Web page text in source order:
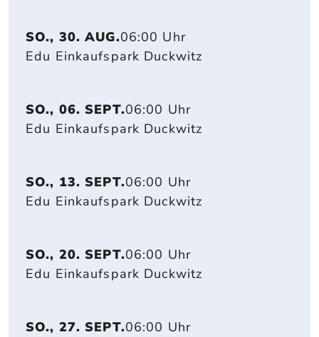
SO., 30. AUG.06:00 Uhr
Edu Einkaufspark Duckwitz
SO., 06. SEPT.06:00 Uhr
Edu Einkaufspark Duckwitz
SO., 13. SEPT.06:00 Uhr
Edu Einkaufspark Duckwitz
SO., 20. SEPT.06:00 Uhr
Edu Einkaufspark Duckwitz
SO., 27. SEPT.06:00 Uhr